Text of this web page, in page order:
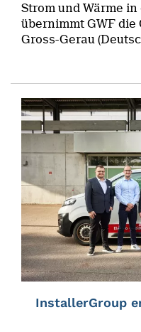
Strom und Wärme in
übernimmt GWF die
Gross-Gerau
InstallerGroup